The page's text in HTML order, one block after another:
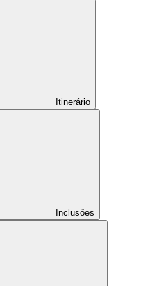
Itinerário
Inclusões